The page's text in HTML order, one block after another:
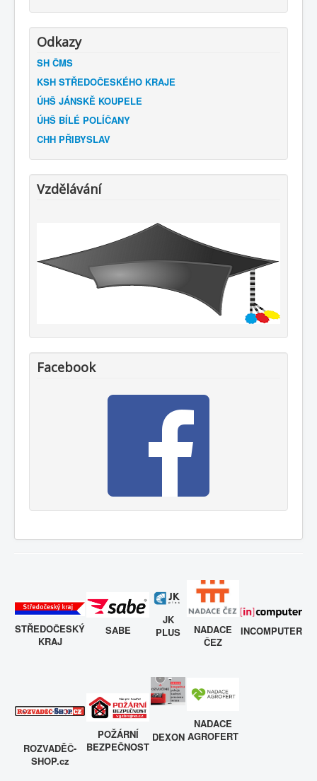
Odkazy
SH ČMS
KSH STŘEDOČESKÉHO KRAJE
ÚHŠ JÁNSKĚ KOUPELE
ÚHŠ BÍLÉ POLÍČANY
CHH PŘIBYSLAV
Vzdělávání
Facebook
STŘEDOČESKÝ
KRAJ
SABE
JK
PLUS
NADACE
ČEZ
INCOMPUTER
ROZVADĚČ-
SHOP.cz
POŽÁRNÍ
BEZPEČNOST
DEXON
NADACE
AGROFERT